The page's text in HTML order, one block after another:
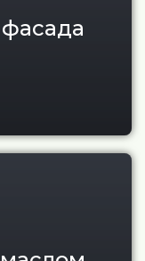
маслом террасной